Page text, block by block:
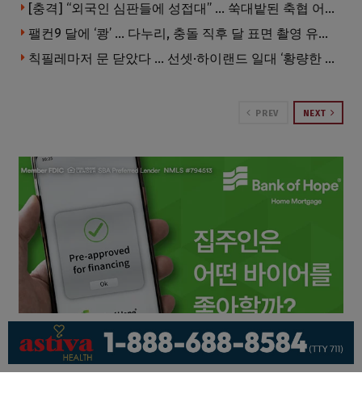
[충격] “외국인 심판들에 성접대” … 쑥대밭된 축협 어디까지 추락하나
팰컨9 달에 ‘쾅’ … 다누리, 충돌 직후 달 표면 촬영 유일 탐사선
칙필레마저 문 닫았다 … 선셋·하이랜드 일대 ‘황량한 거리’로
PREV NEXT